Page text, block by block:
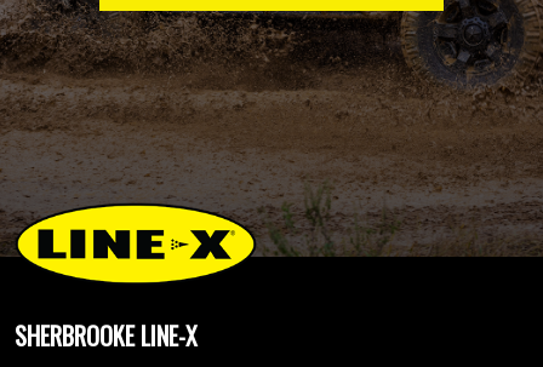
SHERBROOKE LINE-X